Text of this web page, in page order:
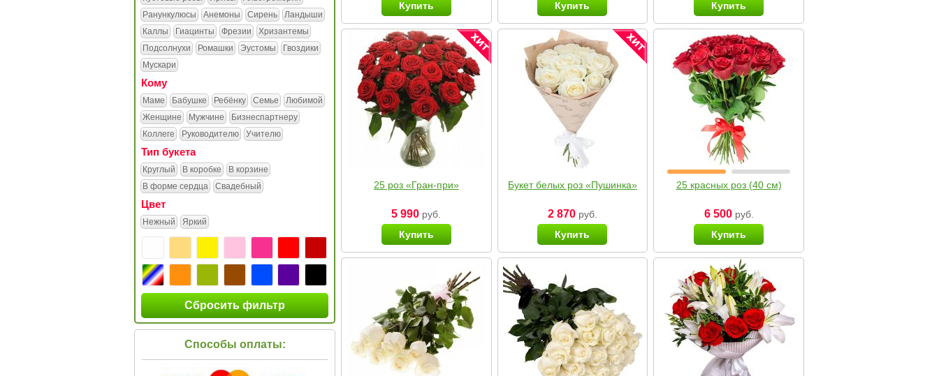
Ранункулюсы
Анемоны Сирень
Ландыши
Каллы
Гиацинты Фрезии
Хризантемы
Подсолнухи
Ромашки Эустомы
Гвоздики
Мускари
Кому
Маме Бабушке Ребёнку Семье
Любимой
Женщине
Мужчине
Бизнеспартнеру
Коллеге
Руководителю Учителю
Тип букета
Круглый В коробке
В корзине
В форме сердца
Свадебный
Цвет
Нежный Яркий
Сбросить фильтр
Способы оплаты:
Купить
Купить
Купить
25 роз «Гран-при»
5 990 руб.
Купить
Букет белых роз «Пушинка»
2 870руб.
Купить
25 красных роз (40 см)
6 500руб.
Купить